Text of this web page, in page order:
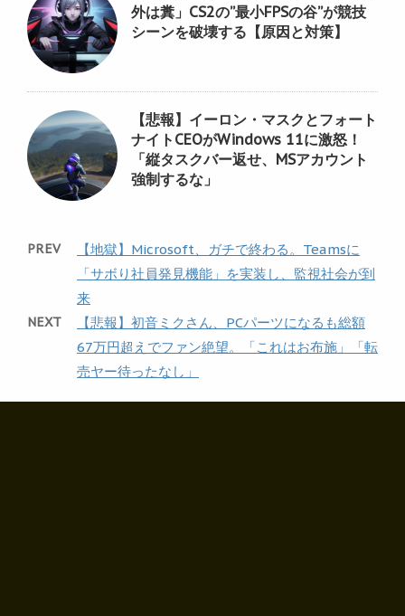
外は糞」CS2の”最小FPSの谷”が競技
シーンを破壊する【原因と対策】
【悲報】イーロン・マスクとフォート
ナイトCEOがWindows 11に激怒！
「縦タスクバー返せ、MSアカウント
強制するな」
PREV
【地獄】Microsoft、ガチで終わる。Teamsに
「サボり社員発見機能」を実装し、監視社会が到
来
NEXT
【悲報】初音ミクさん、PCパーツになるも総額
67万円超えでファン絶望。「これはお布施」「転
売ヤー待ったなし」